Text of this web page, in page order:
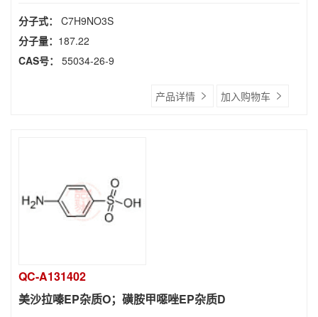
分子式： C7H9NO3S
分子量： 187.22
CAS号：
55034-26-9
产品详情 加入购物车
QC-A131402
美沙拉嗪EP杂质O；磺胺甲噁唑EP杂质D